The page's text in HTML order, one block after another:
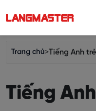
Trang chủ>Tiếng Anh
Tiếng